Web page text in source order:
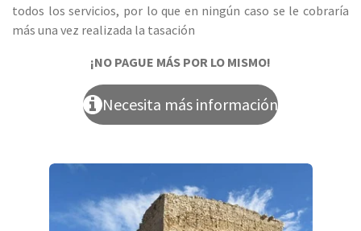
todos los servicios, por lo que en ningún caso se le cobraría
más una vez realizada la tasación
¡NO PAGUE MÁS POR LO MISMO!
Necesita más información